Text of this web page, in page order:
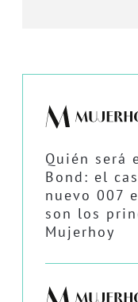
Quién será
Bond: el
nuevo 007
son los
Mujerhoy